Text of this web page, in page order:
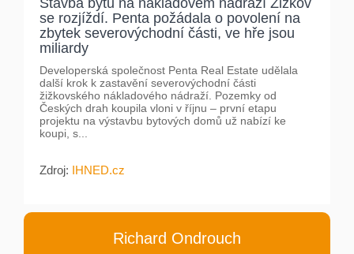
se rozjíždí. Penta požádala o povolení na
zbytek severovýchodní části, ve hře jsou
miliardy
Developerská společnost Penta Real Estate udělala
další krok k zastavění severovýchodní části
žižkovského nákladového nádraží. Pozemky od
Českých drah koupila vloni v říjnu – první etapu
projektu na výstavbu bytových domů už nabízí ke
koupi, s...
Zdroj: IHNED.cz
Richard Ondrouch